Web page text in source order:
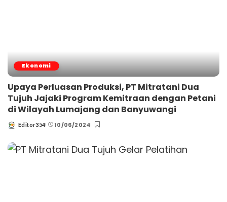
Ekonomi
Upaya Perluasan Produksi, PT Mitratani Dua
Tujuh Jajaki Program Kemitraan dengan Petani
di Wilayah Lumajang dan Banyuwangi
Posted
Editor354 10/06/2024